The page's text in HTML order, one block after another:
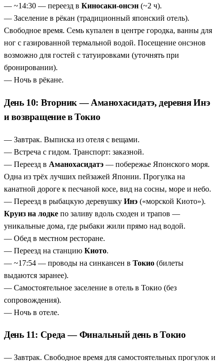
— ~14:30 — переезд в Киносаки-онсэн (~2 ч).
— Заселение в рёкан (традиционный японский отель).
Свободное время. Семь купален в центре городка, ванны для
ног с газированной термальной водой. Посещение онсэнов
возможно для гостей с татуировками (уточнять при
бронировании).
— Ночь в рёкане.
День 10: Вторник — Аманохасидатэ, деревня Инэ
и возвращение в Токио
— Завтрак. Выписка из отеля с вещами.
— Встреча с гидом. Транспорт: заказной.
— Переезд в Аманохасидатэ — побережье Японского моря.
Одна из трёх лучших пейзажей Японии. Прогулка на
канатной дороге к песчаной косе, вид на сосны, море и небо.
— Переезд в рыбацкую деревушку Инэ («морской Киото»).
Круиз на лодке по заливу вдоль сходен и трапов —
уникальные дома, где рыбаки жили прямо над водой.
— Обед в местном ресторане.
— Переезд на станцию Киото.
— ~17:54 — проводы на синкансен в Токио (билеты
выдаются заранее).
— Самостоятельное заселение в отель в Токио (без
сопровождения).
— Ночь в отеле.
День 11: Среда — Финальный день в Токио
— Завтрак. Свободное время для самостоятельных прогулок и